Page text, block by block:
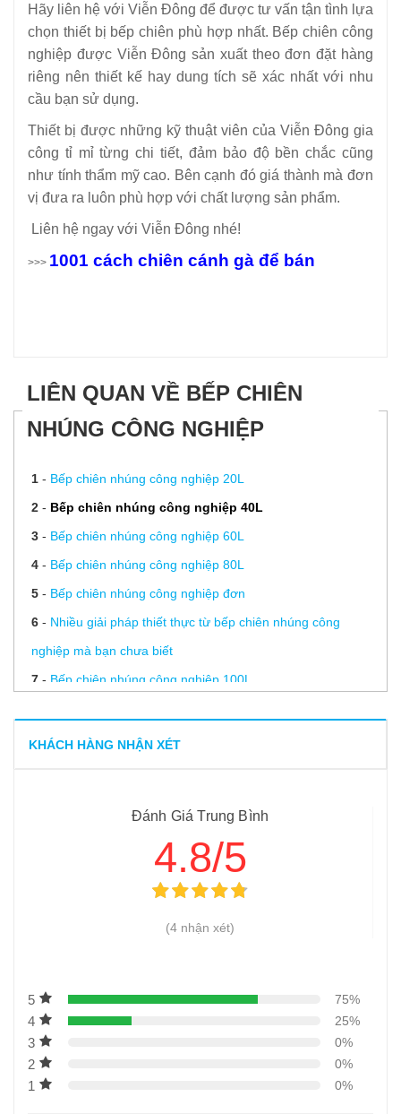
Hãy liên hệ với Viễn Đông để được tư vấn tận tình lựa
chọn thiết bị bếp chiên phù hợp nhất. Bếp chiên công
nghiệp được Viễn Đông sản xuất theo đơn đặt hàng
riêng nên thiết kế hay dung tích sẽ xác nhất với nhu
cầu bạn sử dụng.
Thiết bị được những kỹ thuật viên của Viễn Đông gia
công tỉ mỉ từng chi tiết, đảm bảo độ bền chắc cũng
như tính thẩm mỹ cao. Bên cạnh đó giá thành mà đơn
vị đưa ra luôn phù hợp với chất lượng sản phẩm.
Liên hệ ngay với Viễn Đông nhé!
>>> 1001 cách chiên cánh gà để bán
LIÊN QUAN VỀ BẾP CHIÊN
NHÚNG CÔNG NGHIỆP
1- Bếp chiên nhúng công nghiệp 20L
2- Bếp chiên nhúng công nghiệp 40L
3- Bếp chiên nhúng công nghiệp 60L
4- Bếp chiên nhúng công nghiệp 80L
5- Bếp chiên nhúng công nghiệp đơn
6- Nhiều giải pháp thiết thực từ bếp chiên nhúng công
nghiệp mà bạn chưa biết
7- Bếp chiên nhúng công nghiệp 100L
Bếp chiên nhúng công nghiệp đôi
Cách thanh lý bếp chiên mặt phẳng nhanh nhất – Cách
KHÁCH HÀNG NHẬN XÉT
Đánh Giá Trung Bình
4.8/5
(4 nhận xét)
5 75%
4 25%
3 0%
2 0%
1 0%